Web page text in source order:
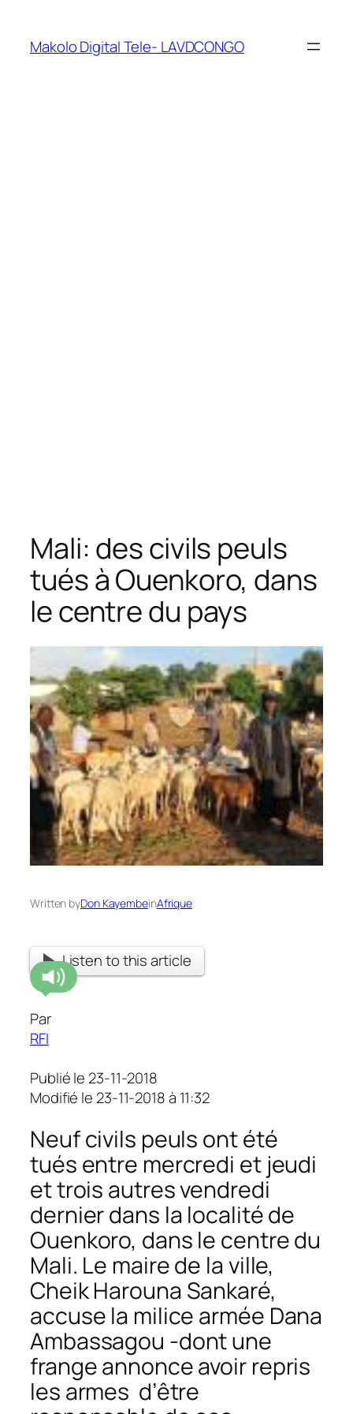
Makolo Digital Tele- LAVDCONGO
Mali: des civils peuls
tués à Ouenkoro, dans
le centre du pays
Written byDon KayembeinAfrique
Listen to this article
Par
RFI
Publié le 23-11-2018
Modifié le 23-11-2018 à 11:32
Neuf civils peuls ont été
tués entre mercredi et jeudi
et trois autres vendredi
dernier dans la localité de
Ouenkoro, dans le centre du
Mali. Le maire de la ville,
Cheik Harouna Sankaré,
accuse la milice armée Dana
Ambassagou -dont une
frange annonce avoir repris
les armes d’être